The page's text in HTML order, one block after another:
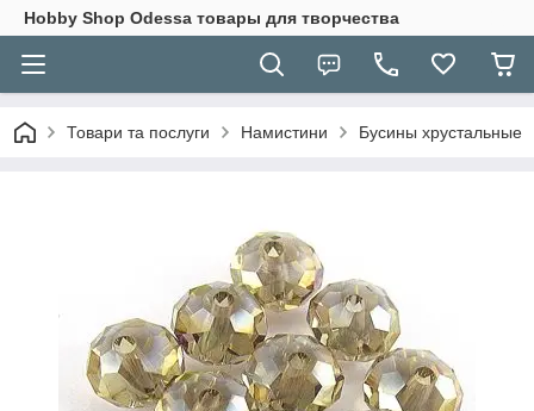
Hobbу Shop Odessa товары для творчества
Товари та послуги Намистини Бусины хрустальные